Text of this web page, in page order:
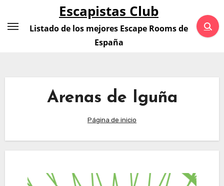
contenido
Escapistas Club
Listado de los mejores Escape Rooms de
España
Arenas de Iguña
Página de inicio